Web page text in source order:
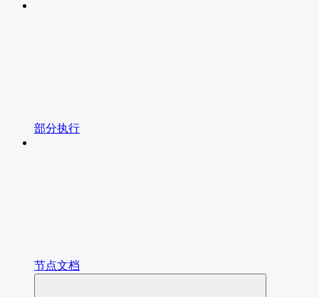
部分执行
节点文档